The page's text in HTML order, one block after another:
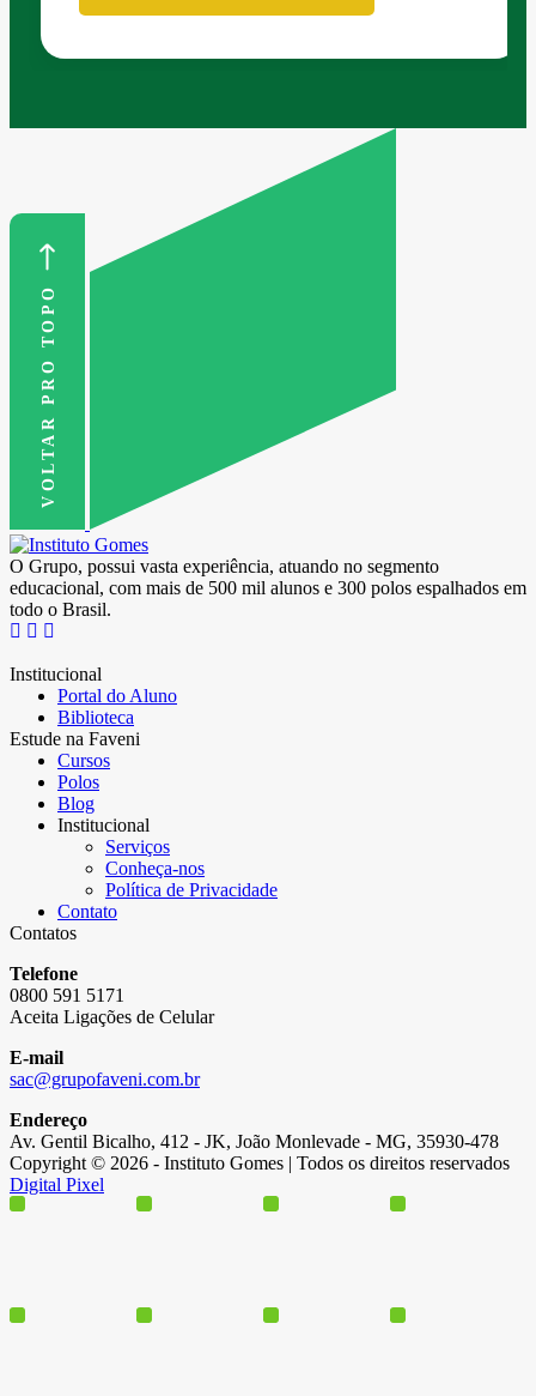
VOLTAR PRO TOPO
O Grupo, possui vasta experiência, atuando no segmento
educacional, com mais de 500 mil alunos e 300 polos espalhados em
todo o Brasil.
Institucional
Portal do Aluno
Biblioteca
Estude na Faveni
Cursos
Polos
Blog
Institucional
Serviços
Conheça-nos
Política de Privacidade
Contato
Contatos
Telefone
0800 591 5171
Aceita Ligações de Celular
E-mail
sac@grupofaveni.com.br
Endereço
Av. Gentil Bicalho, 412 - JK, João Monlevade - MG, 35930-478
Copyright © 2026 - Instituto Gomes | Todos os direitos reservados
Digital Pixel